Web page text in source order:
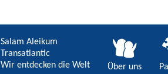
Salam Aleikum
Transatlantic
Wir entdecken die Welt
Über uns